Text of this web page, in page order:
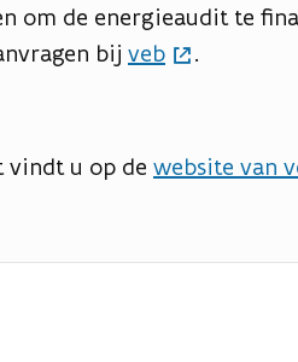
om de energieaudit te
bij veb .
vindt u op de website van